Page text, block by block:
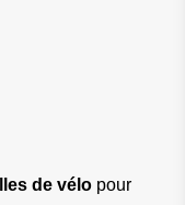
de vélo pour